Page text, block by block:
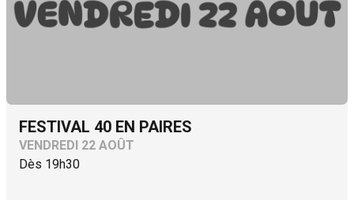
FESTIVAL 40 EN PAIRES
VENDREDI 22 AOÛT
Dès 19h30